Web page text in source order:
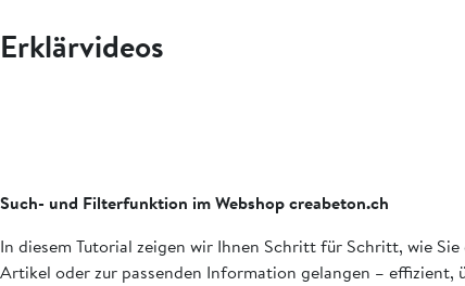
Erklärvideos
Such- und Filterfunktion im Webshop creabeton.ch
In diesem Tutorial zeigen wir Ihnen Schritt für Schritt, wie
Artikel oder zur passenden Information gelangen – effizient,